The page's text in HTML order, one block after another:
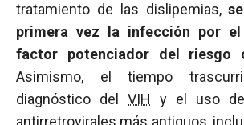
tratamiento de las dislipemias,
primera vez la infección por el
factor potenciador del riesgo
Asimismo, el tiempo
diagnóstico del VIH y el uso
antirretrovirales más antiguos,